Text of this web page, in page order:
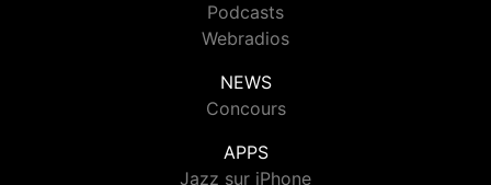
Podcasts
Webradios
NEWS
Concours
APPS
Jazz sur iPhone